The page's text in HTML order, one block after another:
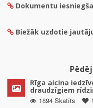
Dokumentu
Biežāk uzdotie
Rīga aicina
draudzīgiem
1894 Skatīts